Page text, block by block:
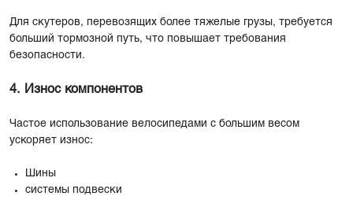
Для скутеров, перевозящих более тяжелые грузы, требуется
больший тормозной путь, что повышает требования
безопасности.
4. Износ компонентов
Частое использование велосипедами с большим весом
ускоряет износ:
Шины
системы подвески